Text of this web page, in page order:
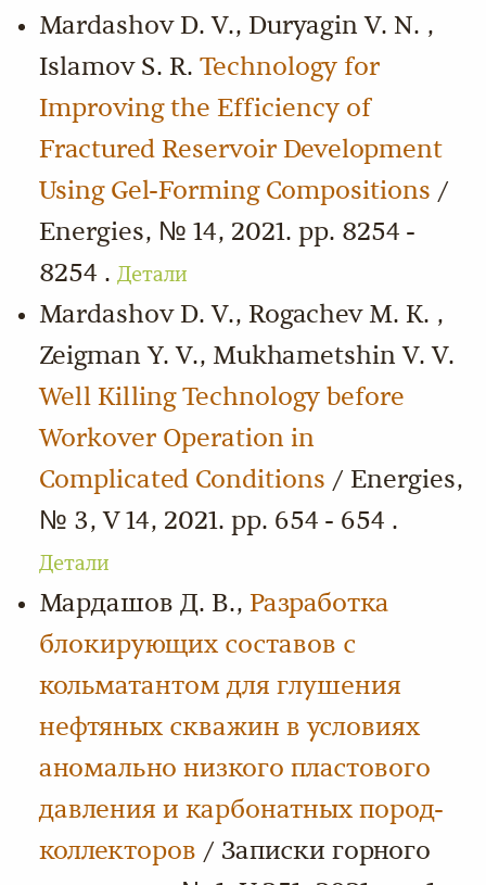
Mardashov D. V., Duryagin V. N. ,
Islamov S. R. Technology for
Improving the Efficiency of
Fractured Reservoir Development
Using Gel-Forming Compositions /
Energies, № 14, 2021. pp. 8254 -
8254 . Детали
Mardashov D. V., Rogachev M. K. ,
Zeigman Y. V., Mukhametshin V. V.
Well Killing Technology before
Workover Operation in
Complicated Conditions / Energies,
№ 3, V 14, 2021. pp. 654 - 654 .
Детали
Мардашов Д. В., Разработка
блокирующих составов с
кольматантом для глушения
нефтяных скважин в условиях
аномально низкого пластового
давления и карбонатных пород-
коллекторов / Записки горного